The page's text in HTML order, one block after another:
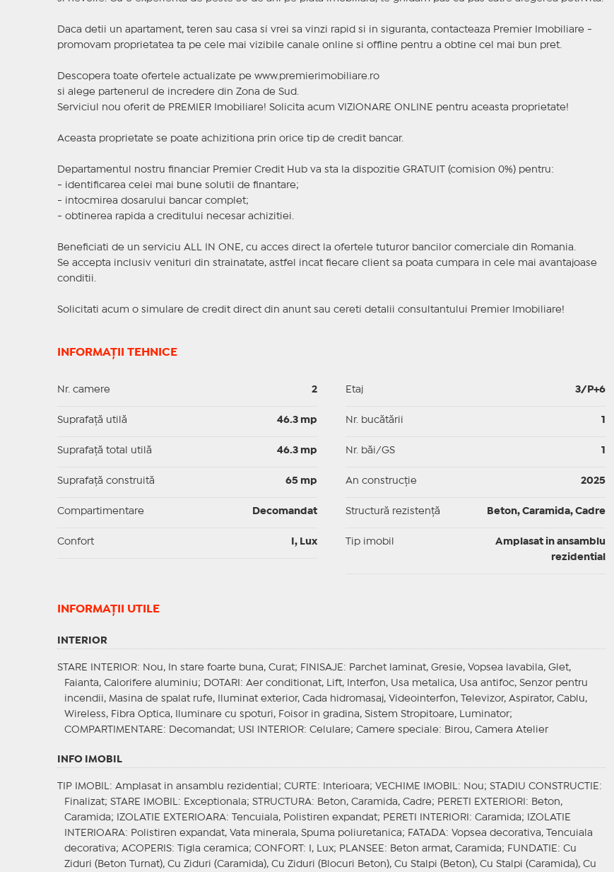
Daca detii un apartament, teren sau casa si vrei sa vinzi rapid si in siguranta, contacteaza Premier Imobiliare -
promovam proprietatea ta pe cele mai vizibile canale online si offline pentru a obtine cel mai bun pret.
Descopera toate ofertele actualizate pe www.premierimobiliare.ro
si alege partenerul de incredere din Zona de Sud.
Serviciul nou oferit de PREMIER Imobiliare! Solicita acum VIZIONARE ONLINE pentru aceasta proprietate!
Aceasta proprietate se poate achizitiona prin orice tip de credit bancar.
Departamentul nostru financiar Premier Credit Hub va sta la dispozitie GRATUIT (comision 0%) pentru:
- identificarea celei mai bune solutii de finantare;
- intocmirea dosarului bancar complet;
- obtinerea rapida a creditului necesar achizitiei.
Beneficiati de un serviciu ALL IN ONE, cu acces direct la ofertele tuturor bancilor comerciale din Romania.
Se accepta inclusiv venituri din strainatate, astfel incat fiecare client sa poata cumpara in cele mai avantajoase
conditii.
Solicitati acum o simulare de credit direct din anunt sau cereti detalii consultantului Premier Imobiliare!
INFORMAȚII TEHNICE
Nr. camere 2
Suprafaţă utilă 46.3 mp
Suprafaţă total utilă 46.3 mp
Suprafaţă construită 65 mp
Compartimentare Decomandat
Confort I, Lux
Etaj 3/P+6
Nr. bucătării
Nr. băi/GS
An construcție 2025
Structură rezistență Beton, Caramida, Cadre
Tip imobil
Amplasat in ansamblu
rezidential
INFORMAŢII UTILE
INTERIOR
STARE INTERIOR: Nou, In stare foarte buna, Curat; FINISAJE : Parchet laminat, Gresie, Vopsea lavabila, Glet,
Faianta, Calorifere aluminiu;
DOTARI : Aer conditionat, Lift, Interfon, Usa metalica, Usa antifoc, Senzor pentru
incendii, Masina de spalat rufe, Iluminat exterior, Cada hidromasaj, Videointerfon, Televizor, Aspirator, Cablu,
Wireless, Fibra Optica, Iluminare cu spoturi, Foisor in gradina, Sistem Stropitoare, Luminator;
COMPARTIMENTARE : Decomandat; USI INTERIOR: Celulare; Camere speciale: Birou, Camera Atelier
INFO IMOBIL
TIP IMOBIL : Amplasat in ansamblu rezidential; CURTE : Interioara; VECHIME IMOBIL : Nou; STADIU CONSTRUCTIE :
Finalizat; STARE IMOBIL : Exceptionala; STRUCTURA: Beton, Caramida, Cadre; PERETI EXTERIORI : Beton,
Caramida;
IZOLATIE EXTERIOARA: Tencuiala, Polistiren expandat; PERETI INTERIORI : Caramida;
IZOLATIE
INTERIOARA: Polistiren expandat, Vata minerala, Spuma poliuretanica; FATADA: Vopsea decorativa, Tencuiala
decorativa; ACOPERIS: Tigla ceramica; CONFORT : I, Lux; PLANSEE : Beton armat, Caramida; FUNDATIE : Cu
Ziduri (Beton Turnat), Cu Ziduri (Caramida), Cu Ziduri (Blocuri Beton), Cu Stalpi (Beton), Cu Stalpi (Caramida), Cu